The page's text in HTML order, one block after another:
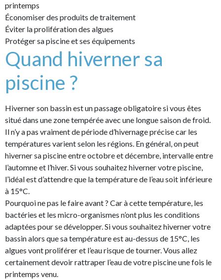
printemps
Économiser des produits de traitement
Éviter la prolifération des algues
Protéger sa piscine et ses équipements
Quand hiverner sa
piscine ?
Hiverner son bassin est un passage obligatoire si vous êtes
situé dans une zone tempérée avec une longue saison de froid.
Il n’y a pas vraiment de période d’hivernage précise car les
températures varient selon les régions. En général, on peut
hiverner sa piscine entre octobre et décembre, intervalle entre
l’automne et l’hiver. Si vous souhaitez hiverner votre piscine,
l’idéal est d’attendre que la température de l’eau soit inférieure
à 15°C.
Pourquoi ne pas le faire avant ? Car à cette température, les
bactéries et les micro-organismes n’ont plus les conditions
adaptées pour se développer. Si vous souhaitez hiverner votre
bassin alors que sa température est au-dessus de 15°C, les
algues vont proliférer et l’eau risque de tourner. Vous allez
certainement devoir rattraper l’eau de votre piscine une fois le
printemps venu.